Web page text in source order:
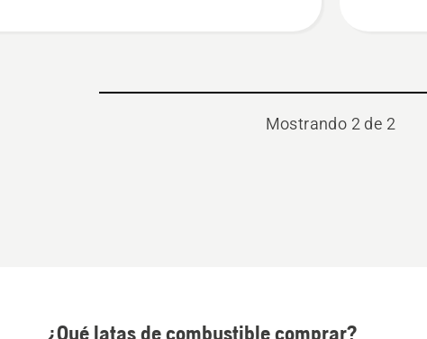
Mostrando 2 de 2
¿Qué latas de combustible comprar?